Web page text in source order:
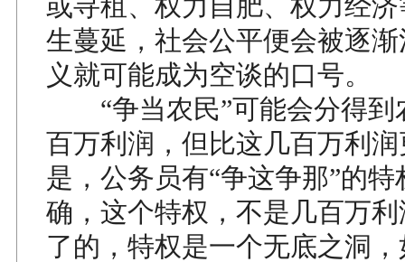
生蔓延，社会公平便会被逐
义就可能成为空谈的口号。
“争当农民”可能会分得到
百万利润，但比这几百万利
是，公务员有“争这争那”的
确，这个特权，不是几百万
了的，特权是一个无底之洞